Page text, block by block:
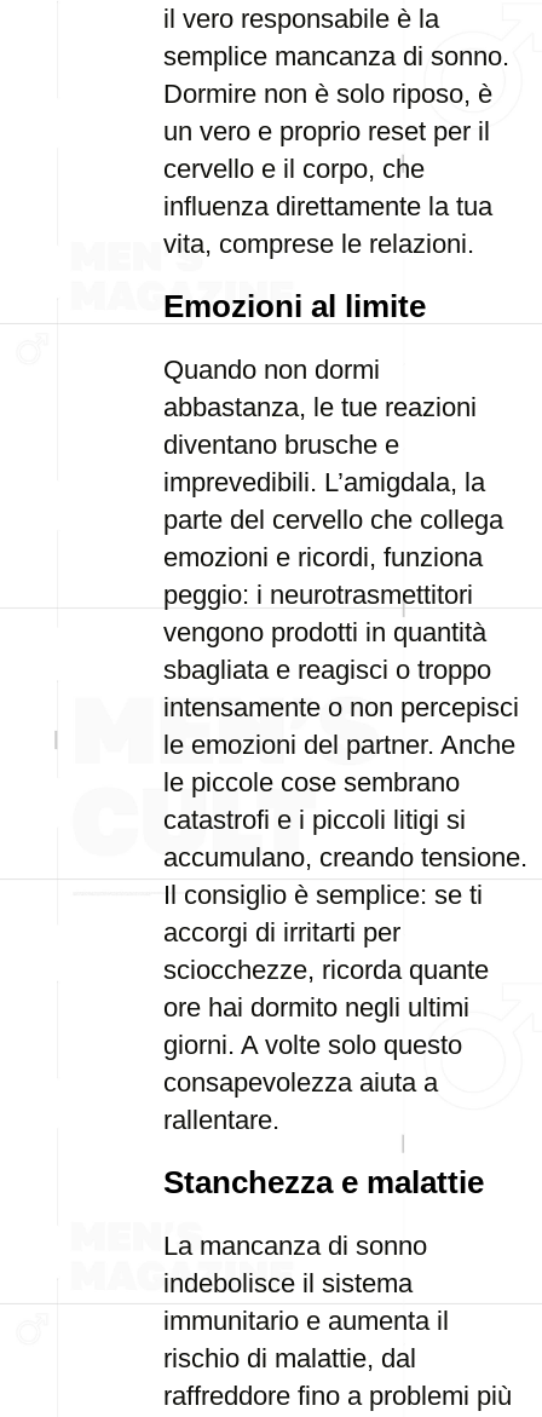
il vero responsabile è la
semplice mancanza di sonno.
Dormire non è solo riposo, è
un vero e proprio reset per il
cervello e il corpo, che
influenza direttamente la tua
vita, comprese le relazioni.
Emozioni al limite
Quando non dormi
abbastanza, le tue reazioni
diventano brusche e
imprevedibili. L’amigdala, la
parte del cervello che collega
emozioni e ricordi, funziona
peggio: i neurotrasmettitori
vengono prodotti in quantità
sbagliata e reagisci o troppo
intensamente o non percepisci
le emozioni del partner. Anche
le piccole cose sembrano
catastrofi e i piccoli litigi si
accumulano, creando tensione.
Il consiglio è semplice: se ti
accorgi di irritarti per
sciocchezze, ricorda quante
ore hai dormito negli ultimi
giorni. A volte solo questo
consapevolezza aiuta a
rallentare.
Stanchezza e malattie
La mancanza di sonno
indebolisce il sistema
immunitario e aumenta il
rischio di malattie, dal
raffreddore fino a problemi più